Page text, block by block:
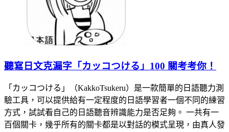
聽寫日文克漏字「カッコつける」100 關考考你！
「カッコつける」（KakkoTsukeru）是一款簡單的日語聽力測
驗工具，可以提供給有一定程度的日語學習者一個不同的練習
方式，試試看自己的日語聽音辨識能力是否足夠。 一共有一
百個關卡，幾乎所有的關卡都是以對話的模式呈現，由真人發